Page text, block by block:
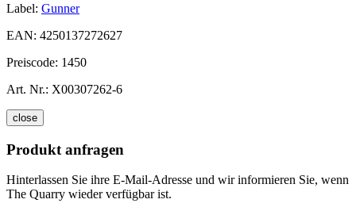
Label: Gunner
EAN: 4250137272627
Preiscode: 1450
Art. Nr.: X00307262-6
close
Produkt anfragen
Hinterlassen Sie ihre E-Mail-Adresse und wir informieren Sie, wenn
The Quarry wieder verfügbar ist.